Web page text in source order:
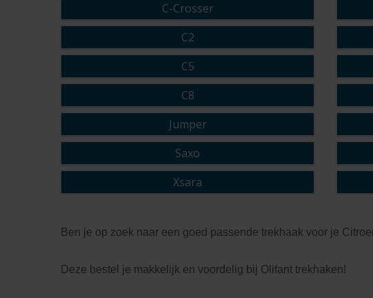
C-Crosser
C2
C5
C8
Jumper
Saxo
Xsara
Ben je op zoek naar een goed passende trekhaak voor je
Deze bestel je makkelijk en voordelig bij Olifant trekhaken!